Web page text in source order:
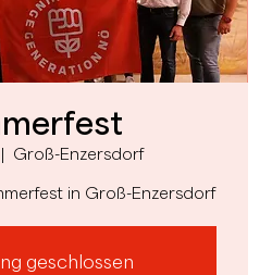
Groß-Enzersdorf
in Groß-Enzersdorf
geschlossen